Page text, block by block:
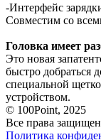
-Интерфейс
Совместим со
Головка имеет
Это новая
быстро добраться
специальной
устройством.
© 100Point, 2025
Все права
Политика